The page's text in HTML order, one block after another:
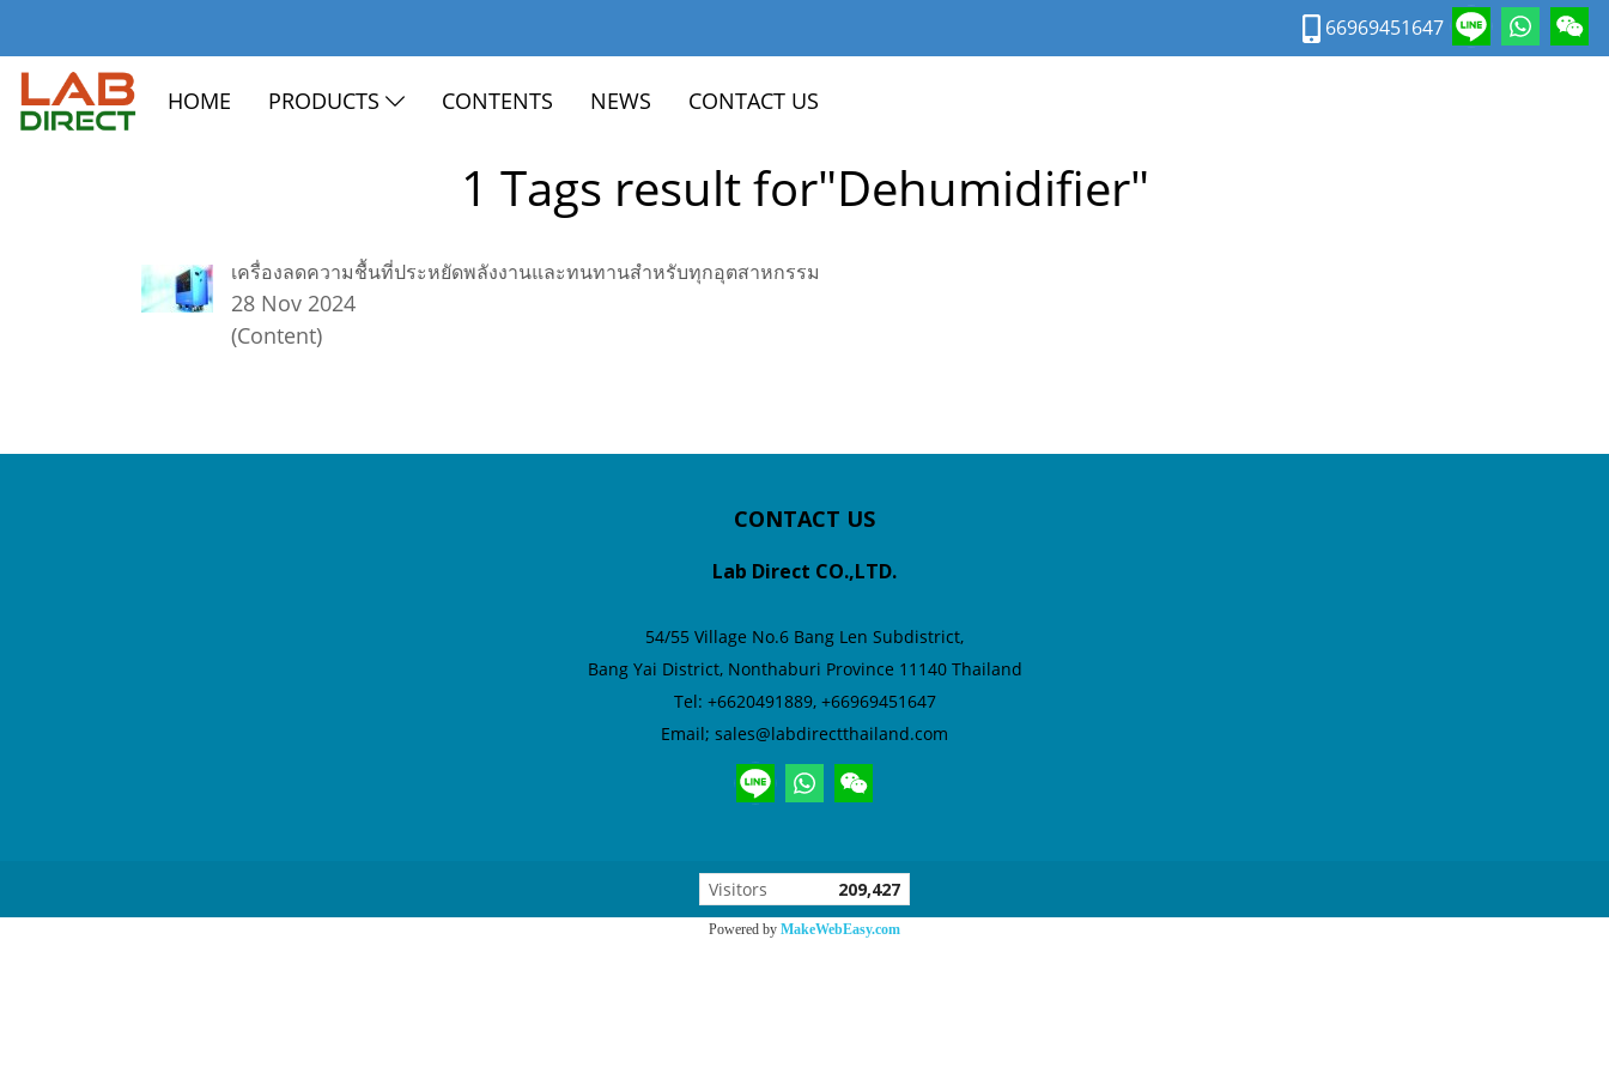
66969451647
HOME PRODUCTS CONTENTS NEWS CONTACT US
1 Tags result for"Dehumidifier"
เครื่องลดความชื้นที่ประหยัดพลังงานและทนทานสำหรับทุกอุตสาหกรรม
28 Nov 2024
(Content)
CONTACT US
Lab Direct CO.,LTD.
54/55 Village No.6 Bang Len Subdistrict,
Bang Yai District, Nonthaburi Province 11140 Thailand
Tel: +6620491889, +66969451647
Email; sales@labdirectthailand.com
Visitors 209,427
Powered by MakeWebEasy.com